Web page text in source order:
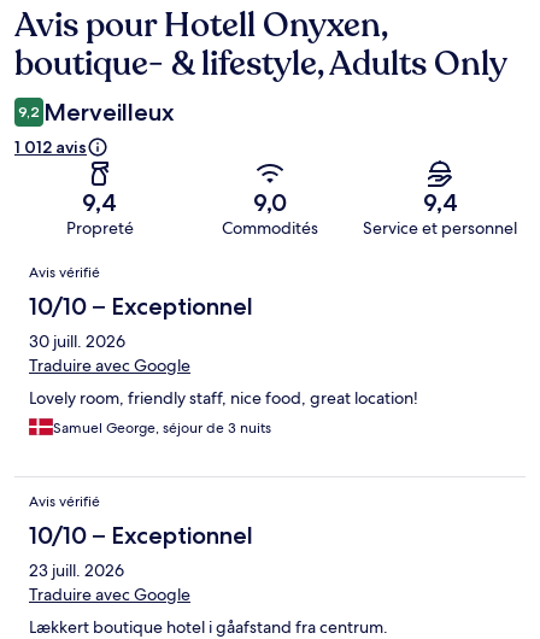
Avis
Avis pour Hotell Onyxen,
boutique- & lifestyle, Adults Only
9,2 Merveilleux
1 012 avis
9,4
Propreté
9,0
Commodités
9,4
Service et personnel
Avis
Avis vérifié
10/10 – Exceptionnel
30 juill. 2026
Traduire avec Google
Lovely room, friendly staff, nice food, great location!
Samuel George, séjour de 3 nuits
Avis vérifié
10/10 – Exceptionnel
23 juill. 2026
Traduire avec Google
Lækkert boutique hotel i gåafstand fra centrum.